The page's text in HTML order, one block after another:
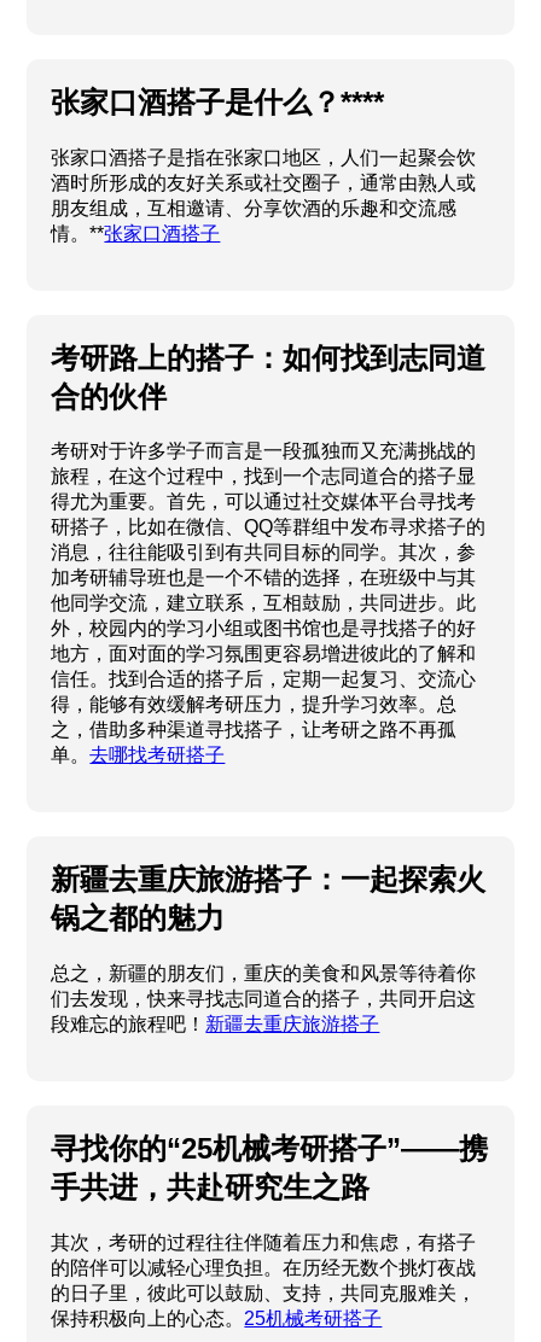
张家口酒搭子是什么？****
张家口酒搭子是指在张家口地区，人们一起聚会饮
酒时所形成的友好关系或社交圈子，通常由熟人或
朋友组成，互相邀请、分享饮酒的乐趣和交流感
情。**张家口酒搭子
考研路上的搭子：如何找到志同道
合的伙伴
考研对于许多学子而言是一段孤独而又充满挑战的
旅程，在这个过程中，找到一个志同道合的搭子显
得尤为重要。首先，可以通过社交媒体平台寻找考
研搭子，比如在微信、QQ等群组中发布寻求搭子的
消息，往往能吸引到有共同目标的同学。其次，参
加考研辅导班也是一个不错的选择，在班级中与其
他同学交流，建立联系，互相鼓励，共同进步。此
外，校园内的学习小组或图书馆也是寻找搭子的好
地方，面对面的学习氛围更容易增进彼此的了解和
信任。找到合适的搭子后，定期一起复习、交流心
得，能够有效缓解考研压力，提升学习效率。总
之，借助多种渠道寻找搭子，让考研之路不再孤
单。去哪找考研搭子
新疆去重庆旅游搭子：一起探索火
锅之都的魅力
总之，新疆的朋友们，重庆的美食和风景等待着你
们去发现，快来寻找志同道合的搭子，共同开启这
段难忘的旅程吧！ 新疆去重庆旅游搭子
寻找你的“25机械考研搭子”——携
手共进，共赴研究生之路
其次，考研的过程往往伴随着压力和焦虑，有搭子
的陪伴可以减轻心理负担。在历经无数个挑灯夜战
的日子里，彼此可以鼓励、支持，共同克服难关，
保持积极向上的心态。 25机械考研搭子